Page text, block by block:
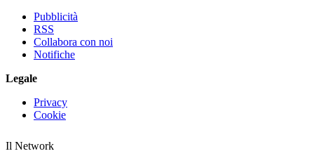
Pubblicità
RSS
Collabora con noi
Notifiche
Legale
Privacy
Cookie
Il Network